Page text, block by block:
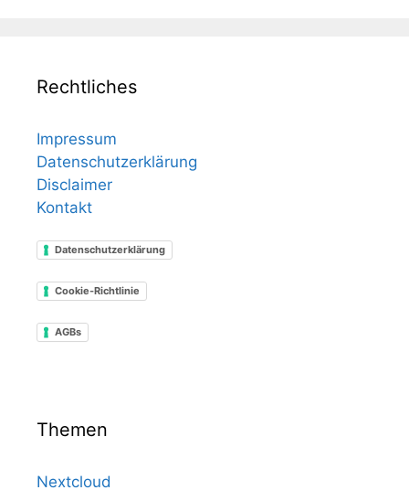
Rechtliches
Impressum
Datenschutzerklärung
Disclaimer
Kontakt
Datenschutzerklärung
Cookie-Richtlinie
AGBs
Themen
Nextcloud